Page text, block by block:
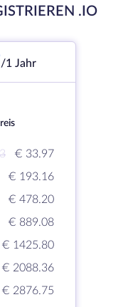
.IO
/1 Jahr
€ 33.97
€ 193.16
€ 478.20
€ 889.08
€ 1425.80
€ 2088.36
€ 2876.75